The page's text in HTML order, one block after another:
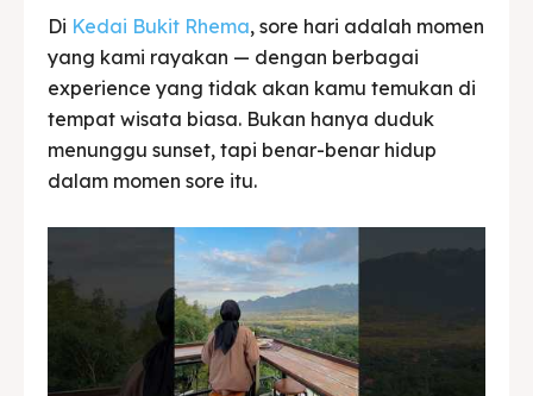
Di Kedai Bukit Rhema, sore hari adalah momen
yang kami rayakan — dengan berbagai
experience yang tidak akan kamu temukan di
tempat wisata biasa. Bukan hanya duduk
menunggu sunset, tapi benar-benar hidup
dalam momen sore itu.